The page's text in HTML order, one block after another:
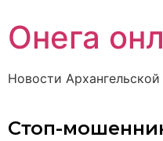
Онега
Новости Архангельской
Стоп-